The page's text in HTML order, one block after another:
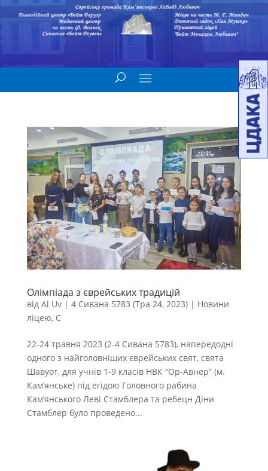
Олімпіада з єврейських традицій
від Al Uv| 4 Сивана 5783 (Тра 24, 2023)| Новини
ліцею, С
22-24 травня 2023 (2-4 Сивана 5783), напередодні
одного з найголовніших єврейських свят, свята
Шавуот, для учнів 1-9 класів НВК “Ор-Авнер” (м.
Кам’янське) під егідою Головного рабина
Кам’янського Леві Стамблера та ребецн Діни
Стамблер було проведено...